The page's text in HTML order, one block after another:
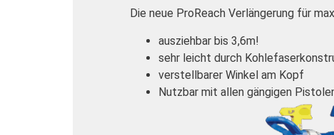
Die neue ProReach Verlängerung für
ausziehbar bis 3,6m!
sehr leicht durch
verstellbarer Winkel am Kopf
Nutzbar mit allen gängigen